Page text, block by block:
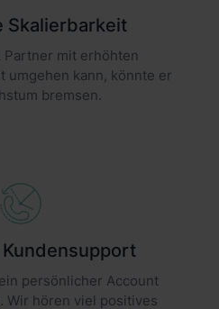
Skalierbarkeit
Partner mit erhöhten
umgehen kann, könnte er
bremsen.
persönlicher Account
Wir hören viel positives